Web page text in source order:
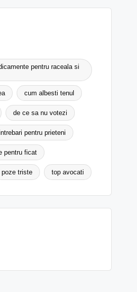
pentru raceala si
cum albesti tenul
de ce sa nu votezi
pentru prieteni
pentru ficat
poze triste top avocati